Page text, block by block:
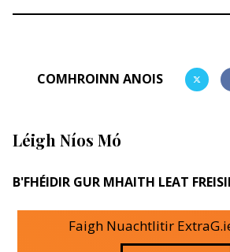
COMHROINN ANOIS
Léigh Níos Mó
B'FHÉIDIR GUR MHAITH LEAT
Faigh Nuachtlitir